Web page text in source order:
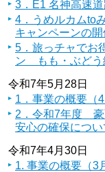
3．E1 名神高速
4．うめルカムto
キャンペーンの開
5．旅っチャでお
ン もも・ぶどう
令和7年5月28日
1．事業の概要（
2．令和7年度 豪
安心の確保につい
令和7年4月30日
1. 事業の概要（3